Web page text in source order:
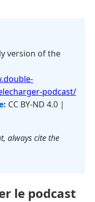
version of the
podcast/
CC BY-ND 4.0 |
always cite the
le podcast